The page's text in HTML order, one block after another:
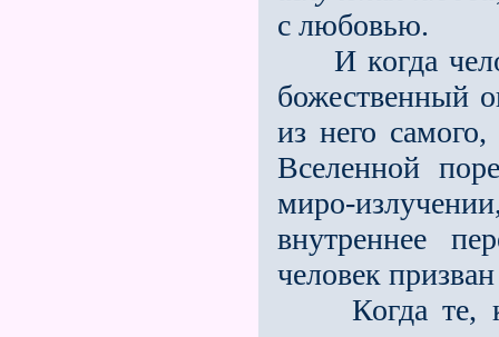
с любовью.
И когда
божественный
из него
Вселенной
миро-
внутреннее
человек
Когда те,